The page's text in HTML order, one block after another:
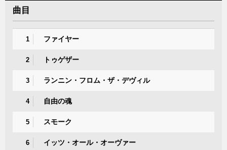
曲目
1 ファイヤー
2 トゥゲザー
3 ランニン・フロム・ザ・デヴィル
4 自由の魂
5 スモーク
6 イッツ・オール・オーヴァー